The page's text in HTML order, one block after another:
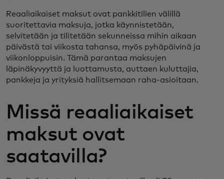
Reaaliaikaiset maksut ovat pankkitilien välillä
suoritettavia maksuja, jotka käynnistetään,
selvitetään ja tilitetään sekunneissa mihin aikaan
päivästä tai viikosta tahansa, myös pyhäpäivinä ja
viikonloppuisin. Tämä parantaa maksujen
läpinäkyvyyttä ja luottamusta, auttaen kuluttajia,
pankkeja ja yrityksiä hallitsemaan raha-asioitaan.
Missä reaaliaikaiset
maksut ovat
saatavilla?